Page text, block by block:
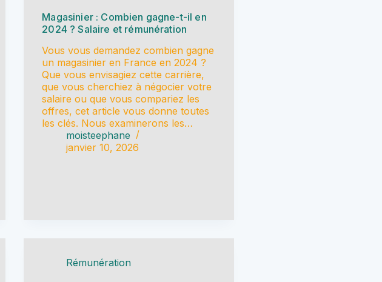
Magasinier : Combien gagne-t-il en
2024 ? Salaire et rémunération
Vous vous demandez combien gagne
un magasinier en France en 2024 ?
Que vous envisagiez cette carrière,
que vous cherchiez à négocier votre
salaire ou que vous compariez les
offres, cet article vous donne toutes
les clés. Nous examinerons les…
moisteephane
janvier 10, 2026
Rémunération